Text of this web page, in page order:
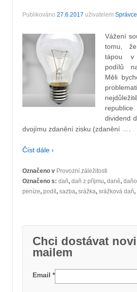
Publikováno 27.6.2017 uživatelem
Vážení
tomu,
tápou v
podílů
Měli
dividend
dvojímu zdanění zisku (zdanění …
Číst dále ›
Označeno v Provozní záležitosti
Označeno s: daň, daň z příjmu, daně,
peníze, podíl , sazba, srážka, srážková daň,
Chci dostávat
mailem
Email *